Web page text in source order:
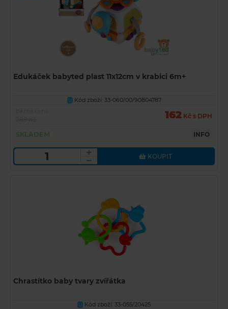
Edukáček babyted plast 11x12cm v krabici 6m+
U Kód zboží: 33-060/00/90804787
162 Kč s DPH
SKLADEM INFO
KOUPIT
Chrastítko baby tvary zvířátka
U
Kód zboží: 33-055/20425